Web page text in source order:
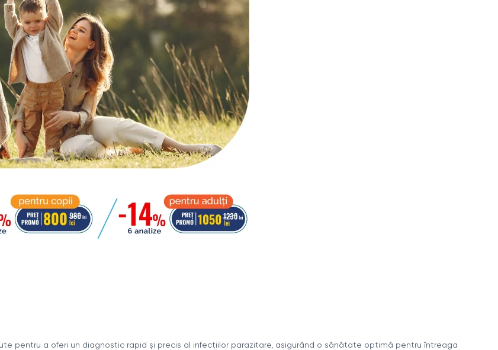
pentru a oferi un diagnostic rapid și precis al infecțiilor parazitare, asigurând o sănătate optimă pentru întreaga